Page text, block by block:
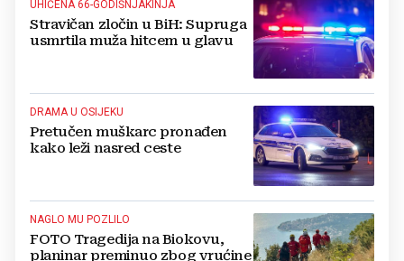
UHIĆENA 66-GODIŠNJAKINJA
Stravičan zločin u BiH: Supruga
usmrtila muža hitcem u glavu
DRAMA U OSIJEKU
Pretučen muškarc pronađen
kako leži nasred ceste
NAGLO MU POZLILO
FOTO Tragedija na Biokovu,
planinar preminuo zbog vrućine